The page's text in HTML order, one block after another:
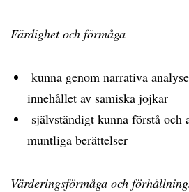
Färdighet och förmåga
kunna genom narrativa
innehållet av samiska jojkar
självständigt kunna förstå och
muntliga berättelser
Värderingsförmåga och